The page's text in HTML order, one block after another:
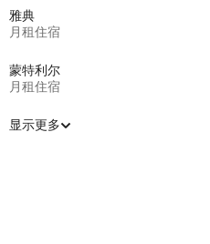
雅典
月租住宿
蒙特利尔
月租住宿
显示更多